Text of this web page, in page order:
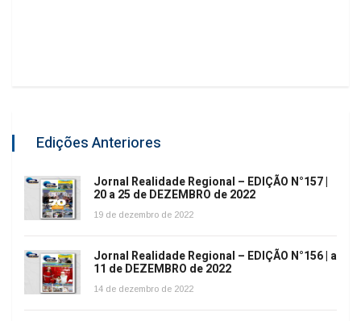
Edições Anteriores
Jornal Realidade Regional – EDIÇÃO N°157 |
20 a 25 de DEZEMBRO de 2022
19 de dezembro de 2022
Jornal Realidade Regional – EDIÇÃO N°156 | a
11 de DEZEMBRO de 2022
14 de dezembro de 2022